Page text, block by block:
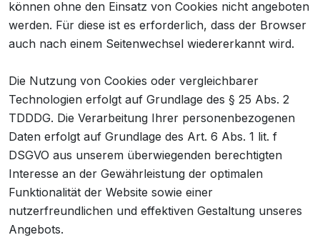
können ohne den Einsatz von Cookies nicht angeboten
werden. Für diese ist es erforderlich, dass der Browser
auch nach einem Seitenwechsel wiedererkannt wird.
Die Nutzung von Cookies oder vergleichbarer
Technologien erfolgt auf Grundlage des § 25 Abs. 2
TDDDG. Die Verarbeitung Ihrer personenbezogenen
Daten erfolgt auf Grundlage des Art. 6 Abs. 1 lit. f
DSGVO aus unserem überwiegenden berechtigten
Interesse an der Gewährleistung der optimalen
Funktionalität der Website sowie einer
nutzerfreundlichen und effektiven Gestaltung unseres
Angebots.